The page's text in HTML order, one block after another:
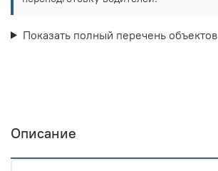
Показать полный перечень объектов
Описание